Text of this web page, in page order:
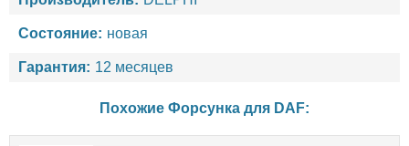
Состояние: новая
Гарантия: 12 месяцев
Похожие Форсунка для DAF: